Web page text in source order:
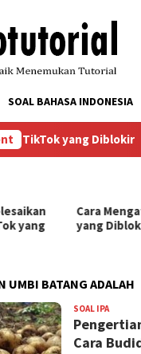
SOAL BAHASA INDONESIA
TikTok yang Diblokir
yang
Cara
yang
UMBI BATANG ADALAH
SOAL IPABangJago
Cara